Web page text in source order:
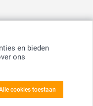
en bieden
ons
cookies toestaan